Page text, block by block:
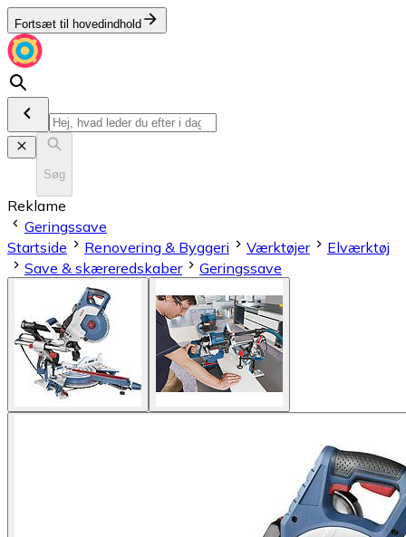
Fortsæt til hovedindhold
Søg
Reklame
Geringssave
Startside
Renovering & Byggeri Værktøjer
Elværktøj
Save & skæreredskaber
Geringssave